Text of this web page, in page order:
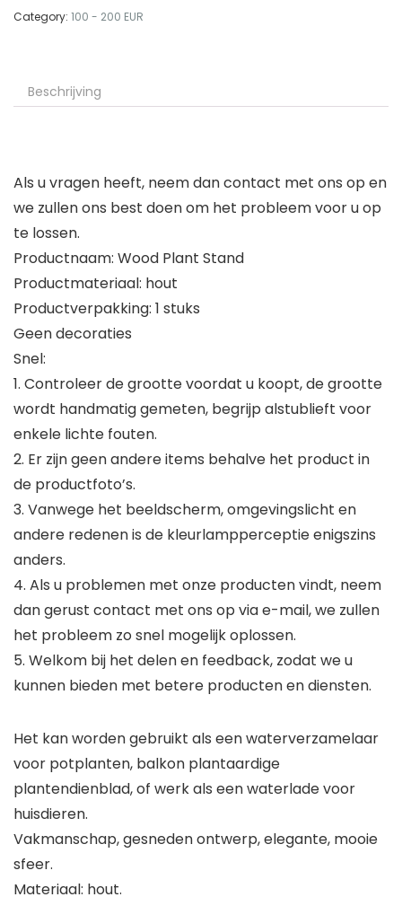
Category: 100 - 200 EUR
Beschrijving
Als u vragen heeft, neem dan contact met ons op en
we zullen ons best doen om het probleem voor u op
te lossen.
Productnaam: Wood Plant Stand
Productmateriaal: hout
Productverpakking: 1 stuks
Geen decoraties
Snel:
1. Controleer de grootte voordat u koopt, de grootte
wordt handmatig gemeten, begrijp alstublieft voor
enkele lichte fouten.
2. Er zijn geen andere items behalve het product in
de productfoto’s.
3. Vanwege het beeldscherm, omgevingslicht en
andere redenen is de kleurlampperceptie enigszins
anders.
4. Als u problemen met onze producten vindt, neem
dan gerust contact met ons op via e-mail, we zullen
het probleem zo snel mogelijk oplossen.
5. Welkom bij het delen en feedback, zodat we u
kunnen bieden met betere producten en diensten.
Het kan worden gebruikt als een waterverzamelaar
voor potplanten, balkon plantaardige
plantendienblad, of werk als een waterlade voor
huisdieren.
Vakmanschap, gesneden ontwerp, elegante, mooie
sfeer.
Materiaal: hout.